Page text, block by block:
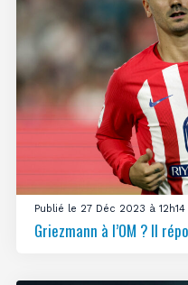
Publié le 27 Déc 2023 à 12h14
Griezmann à l’OM ? Il